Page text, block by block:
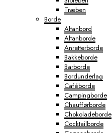
Træben
Borde
Altanbord
Altanborde
Anretterborde
Bakkeborde
Barborde
Bordunderlag
Caféborde
Campingborde
Chaufførborde
Chokoladeborde
Cocktailborde